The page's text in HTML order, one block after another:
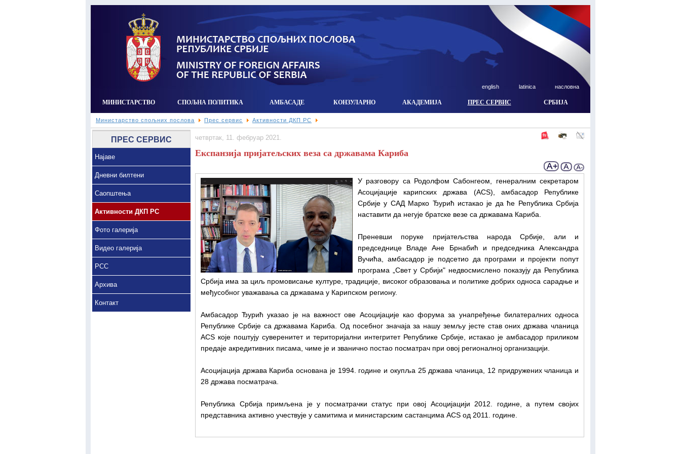
english latinica насловна
МИНИСТАРСТВО СПОЉНА ПОЛИТИКА АМБАСАДЕ КОНЗУЛАРНO АКАДЕМИЈА ПРЕС СЕРВИС СРБИЈА
Министарство спољних послова Прес сервис Активности ДКП РС
ПРЕС СЕРВИС
Најаве
Дневни билтени
Саопштења
Активности ДКП РС
Фото галерија
Видео галерија
РСС
Архива
Контакт
четвртак, 11. фебруар 2021.
Експанзија пријатељских веза са државама Кариба
У разговору са Родолфом Сабонгеом, генералним секретаром
Асоцијације карипских држава (АCS), амбасадор Републике
Србије у САД Марко Ђурић истакао је да ће Република Србија
наставити да негује братске везе са државама Кариба.
Преневши поруке пријатељства народа Србије, али и
председнице Владе Ане Брнабић и председника Александра
Вучића, амбасадор је подсетио да програми и пројекти попут
програма „Свет у Србији" недвосмислено показују да Република
Србија има за циљ промовисање културе, традиције, високог образовања и политике добрих односа сарадње и
међусобног уважавања са државама у Карипском региону.
Амбасадор Ђурић указао је на важност ове Асоцијације као форума за унапређење билатералних односа
Републике Србије са државама Кариба. Од посебног значаја за нашу земљу јесте став оних држава чланица
ACS које поштују суверенитет и територијални интегритет Републике Србије, истакао је амбасадор приликом
предаје акредитивних писама, чиме је и званично постао посматрач при овој регионалној организацији.
Асоцијација држава Кариба основана је 1994. године и окупља 25 држава чланица, 12 придружених чланица и
28 држава посматрача.
Република Србија примљена је у посматрачки статус при овој Асоцијацији 2012. године, а путем својих
представника активно учествује у самитима и министарским састанцима ACS од 2011. године.